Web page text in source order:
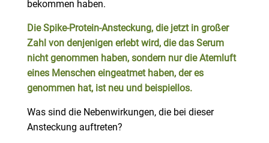
bekommen haben.
DieSpike-Protein-Ansteckung, die jetzt in großer
Zahl von denjenigen erlebt wird, die das Serum
nicht genommen haben, sondern nur die Atemluft
eines Menschen eingeatmet haben, der es
genommen hat, ist neu und beispiellos.
Was sind die Nebenwirkungen, die bei dieser
Ansteckung auftreten?